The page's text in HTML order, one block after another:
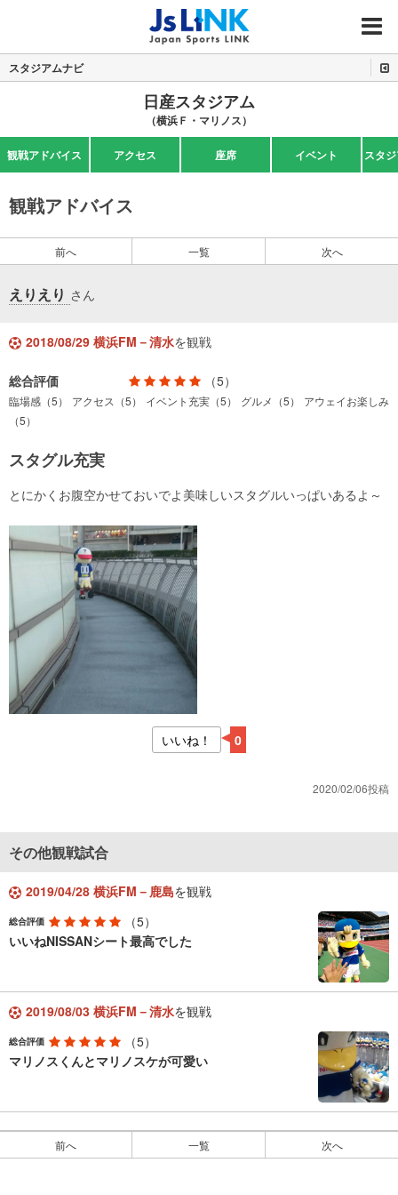
MENU
スタジアムナビ
日産スタジアム
（横浜Ｆ・マリノス）
観戦アドバイス アクセス 座席 イベント スタ
観戦アドバイス
前へ 一覧 次へ
えりえり さん
2018/08/29 横浜FM－清水を観戦
総合評価 （5）
臨場感（5） アクセス（5） イベント充実（5） グルメ（5）
アウェイお楽しみ
（5）
スタグル充実
とにかくお腹空かせておいでよ美味しいスタグルいっぱいあるよ～
いいね！ 0
2020/02/06投稿
その他観戦試合
2019/04/28 横浜FM－鹿島を観戦
総合評価
（5）
いいねNISSANシート最高でした
2019/08/03 横浜FM－清水を観戦
総合評価
（5）
マリノスくんとマリノスケが可愛い
前へ 一覧 次へ